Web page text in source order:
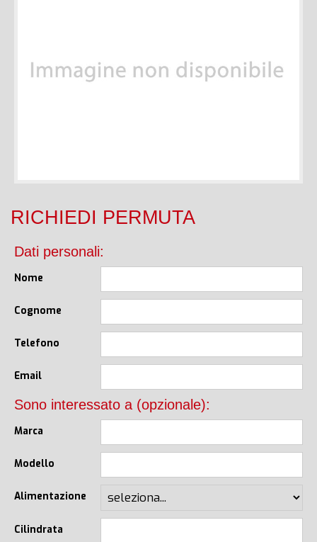
RICHIEDI PERMUTA
Dati personali:
Nome
Cognome
Telefono
Email
Sono interessato a (opzionale):
Marca
Modello
Alimentazione
Cilindrata